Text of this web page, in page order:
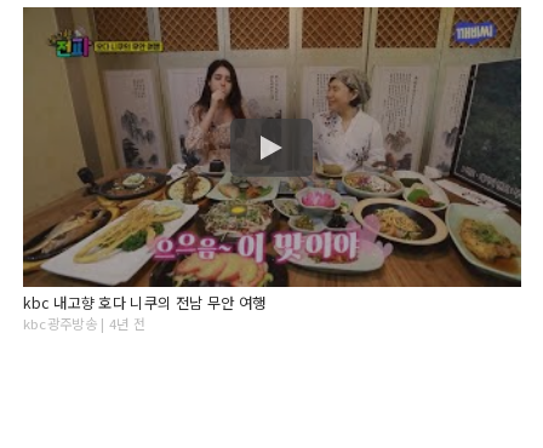
kbc 내고향 호다 니쿠의 전남 무안 여행
kbc광주방송 | 4년 전